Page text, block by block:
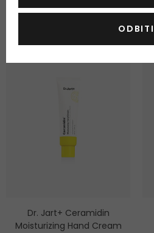
7,50 €
Dr. Jart+ Ceramidin
Moisturizing Hand Cream
ODBITI